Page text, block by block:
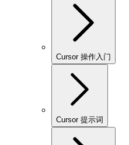
Cursor 操作入门
Cursor 提示词